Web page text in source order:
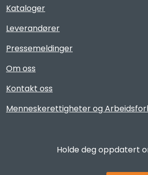
Kataloger
Leverandører
Pressemeldinger
Om oss
Kontakt oss
Menneskerettigheter og
Holde deg oppdatert